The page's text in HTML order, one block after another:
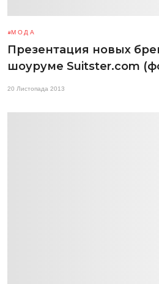
МОДА
Презентация новых
шоуруме Suitster.com
20 Листопада 2013